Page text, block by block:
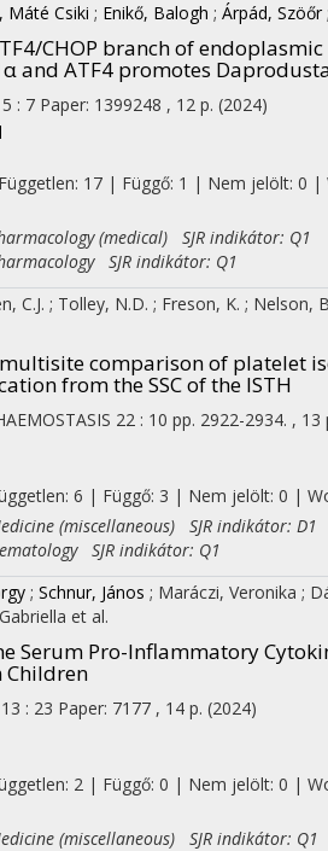
Máté Csiki ; Enikő, Balogh ; Árpád, Szöőr ;
CHOP branch of
and ATF4 promotes
: 7 Paper: 1399248 , 12 p. (2024)
17 | Függő: 1 | Nem jelölt: 0
(medical) SJR indikátor: Q1
SJR indikátor: Q1
C.J. ; Tolley, N.D. ; Freson, K. ; Nelson,
comparison of platelet
from the SSC of the ISTH
22 : 10 pp. 2922-2934. , 13
6 | Függő: 3 | Nem jelölt: 0 |
(miscellaneous) SJR indikátor: D1
SJR indikátor: Q1
; Schnur, János ; Maráczi, Veronika ;
et al.
Serum Pro-Inflammatory
Children
13 : 23 Paper: 7177 , 14 p. (2024)
2 | Függő: 0 | Nem jelölt: 0 |
(miscellaneous) SJR indikátor: Q1